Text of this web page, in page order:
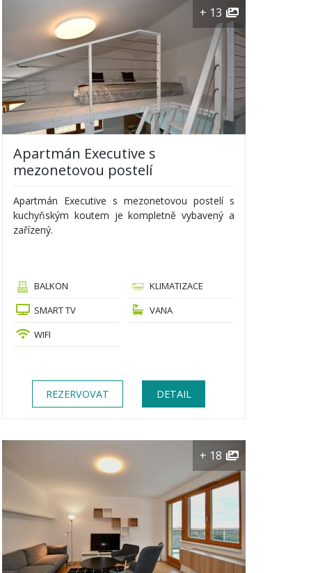
+ 13
Apartmán Executive s
mezonetovou postelí
Apartmán Executive s mezonetovou postelí s
kuchyňským koutem je kompletně vybavený a
zařízený.
BALKON
KLIMATIZACE
SMART TV
VANA
WIFI
REZERVOVAT DETAIL
+ 18